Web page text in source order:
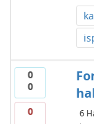
0
0
0
6